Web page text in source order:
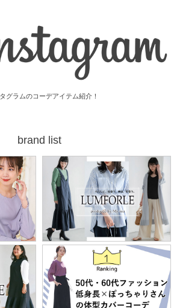
グラムのコーデアイテム紹介！
brand list